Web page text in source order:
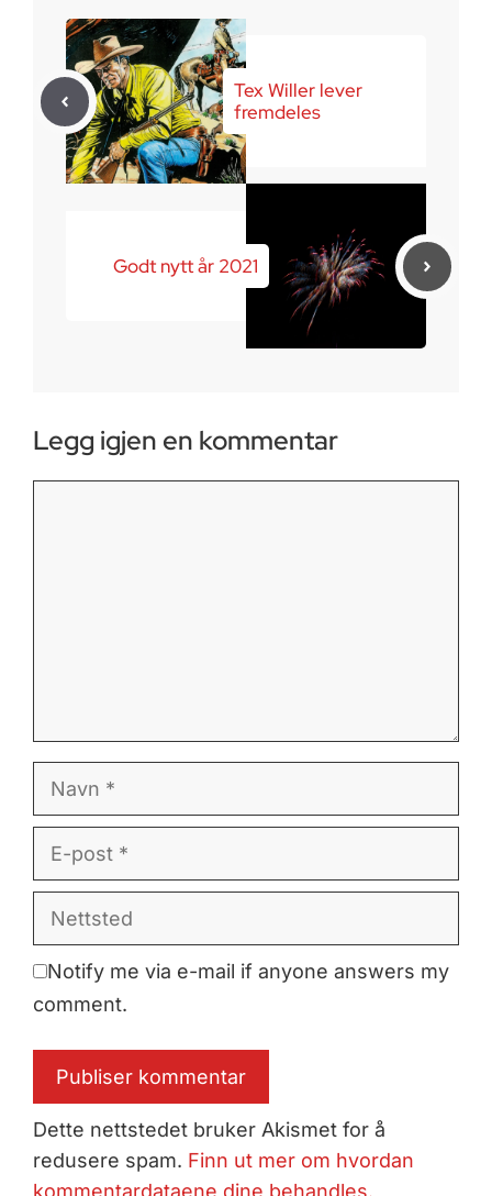
Tex Willer lever
fremdeles
Godt nytt år 2021
Legg igjen en kommentar
Navn
E-
post
Nettsted
Notify me via e-mail if anyone answers my
comment.
Dette nettstedet bruker Akismet for å
redusere spam. Finn ut mer om hvordan